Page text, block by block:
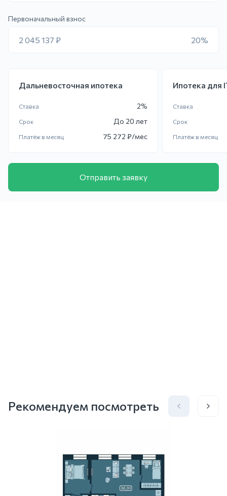
Первоначальный взнос
2 045 137 ₽ 20%
Дальневосточная ипотека
Ставка 2%
Срок До 20 лет
Платёж в месяц 75 272 ₽/мес
Ипотека для
Ставка
Срок
Платёж в месяц
Отправить заявку
Рекомендуем посмотреть